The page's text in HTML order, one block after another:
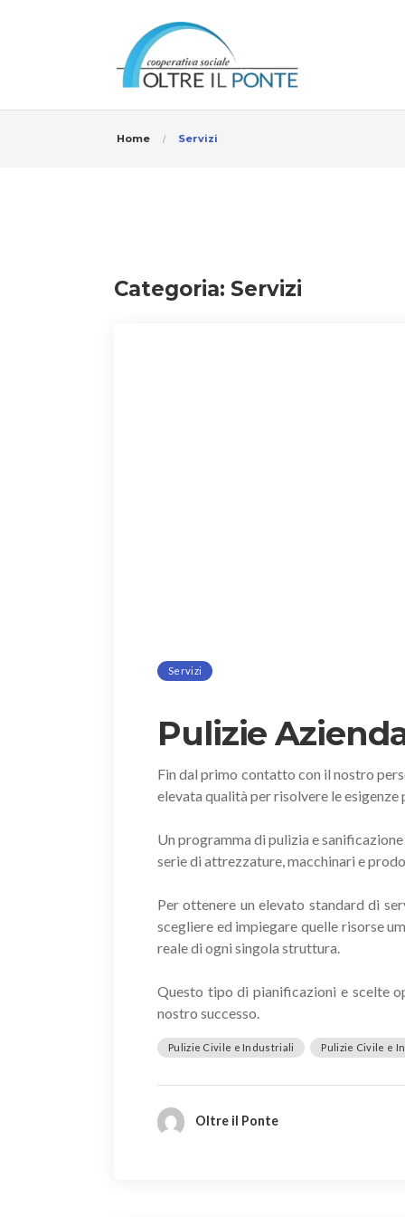
Home Servizi
Categoria: Servizi
Servizi
Pulizie
Fin dal primo contatto con il nostro
elevata qualità per risolvere le esigenze
Un programma di pulizia e
serie di attrezzature, macchinari e
Per ottenere un elevato standard di
scegliere ed impiegare quelle risorse
reale di ogni singola struttura.
Questo tipo di pianificazioni e scelte
nostro successo.
Pulizie Civile e Industriali Pulizie Civile e
Oltre il Ponte